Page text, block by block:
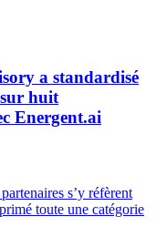
a standardisé
huit
Energent.ai
s’y réfèrent
toute une catégorie